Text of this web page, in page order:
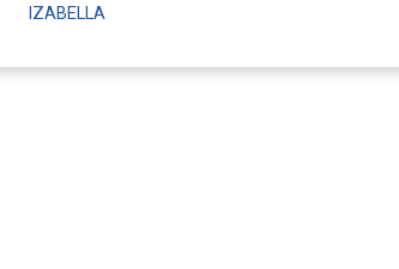
IZABELLA